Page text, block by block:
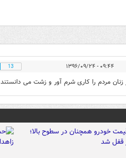
۰۹:۴۴ - ۱۳۹۶/۰۹/۲۴ 13
زنان مردم را کاری شرم آور و زشت می دانستند